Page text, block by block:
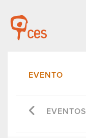
EVENTO
EVENTOS